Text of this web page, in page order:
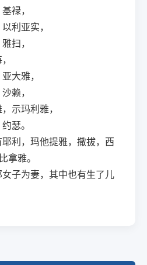
禄，
利亚实，
扫，
大雅，
赖，
示玛利雅，
瑟。
利，玛他提雅，撒拔，西
拿雅。
子为妻，其中也有生了儿